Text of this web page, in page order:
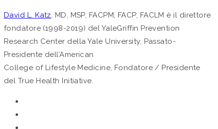
David L. Katz, MD, MSP, FACPM, FACP, FACLM è il direttore
fondatore (1998-2019) del YaleGriffin Prevention
Research Center della Yale University, Passato-
Presidente dell’American
College of Lifestyle Medicine, Fondatore / Presidente
del True Health Initiative.